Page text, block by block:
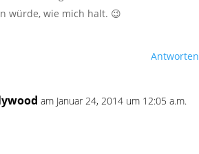
würde, wie mich halt. 😉
Antworten
am Januar 24, 2014 um 12:05 a.m.